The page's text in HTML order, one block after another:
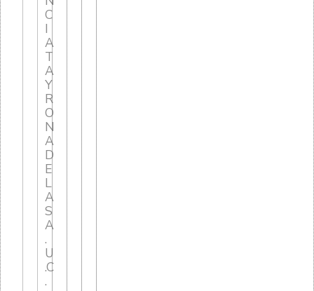
C
I
A
T
A
Y
R
O
N
A
D
E
L
A
S
A
.
U
.C
.